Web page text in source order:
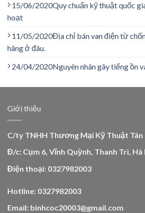
15/06/2020Quy chuẩn kỹ thuật quốc
hoạt
11/05/2020Địa chỉ bán van điện từ
hãng ở đâu.
24/04/2020Nguyên nhân gây tiếng ồn
Giới thiệu
C/ty TNHH Thương Mại Kỹ Thuật Tân
Đ/c: Cụm 6, Vĩnh Quỳnh, Thanh Trì, Hà
Điện thoại: 0327982003
Hotline: 0327982003
Email: binhcoc20003@gmail.com